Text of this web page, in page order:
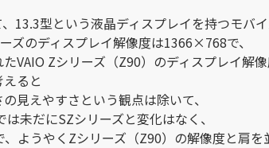
13.3型という液晶ディスプレイを持つモバイ
ズのディスプレイ解像度は1366×768で、
VAIO Zシリーズ（Z90）のディスプレイ解
ると
見えやすさという観点は除いて、
は未だにSZシリーズと変化はなく、
、ようやくZシリーズ（Z90）の解像度と肩を